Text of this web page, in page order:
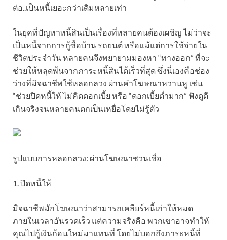
ต่อ..เป็นหนี้เยอะกว่าเดิมหลายเท่า
ในยุคที่ปัญหาหนี้สินเป็นเรื่องที่หลายคนต้องเผชิญ ไม่ว่าจะ
เป็นหนี้จากการกู้ซื้อบ้าน รถยนต์ หรือแม้แต่การใช้จ่ายใน
ชีวิตประจำวัน หลายคนจึงพยายามมองหา “ทางออก” ที่จะ
ช่วยให้หลุดพ้นจากภาระหนี้สินได้เร็วที่สุด ซึ่งนี่เองคือช่อง
ว่างที่มิจฉาชีพใช้หลอกลวง ผ่านคำโฆษณาหวานหู เช่น
“ช่วยปิดหนี้ให้ ไม่คิดดอกเบี้ย หรือ “ดอกเบี้ยต่ำมาก” ฟังดูดี
เกินจริงจนหลายคนตกเป็นเหยื่อโดยไม่รู้ตัว
รูปแบบการหลอกลวง: ผ่านโฆษณาชวนเชื่อ
1. ปิดหนี้ให้
มิจฉาชีพมักโฆษณาว่าสามารถเคลียร์หนี้เก่าให้หมด
ภายในเวลาอันรวดเร็ว แต่ความจริงคือ พวกเขาอาจทำให้
คุณไปกู้เงินก้อนใหม่มาแทนที่ โดยไม่บอกถึงภาระหนี้ที่